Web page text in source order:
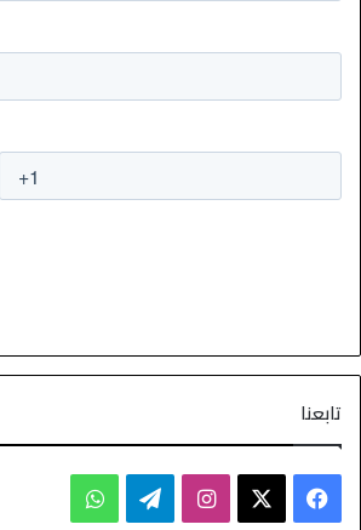
تابعنا